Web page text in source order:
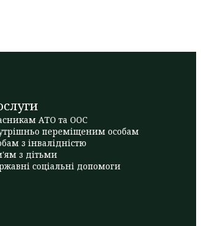
АТО та ООС
переміщеним особам
з інвалідністю
з дітьми
соціальні допомоги